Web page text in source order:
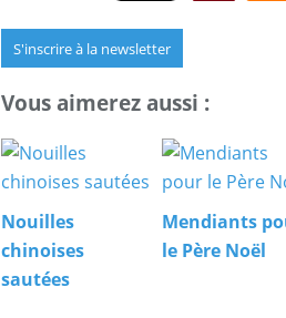
S'inscrire à la newsletter
Vous aimerez aussi :
Nouilles
chinoises
sautées
Mendiants
le Père Noël